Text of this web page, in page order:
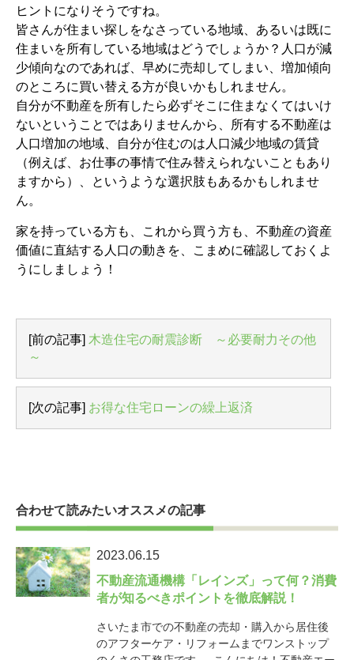
ヒントになりそうですね。
皆さんが住まい探しをなさっている地域、あるいは既に
住まいを所有している地域はどうでしょうか？人口が減
少傾向なのであれば、早めに売却してしまい、増加傾向
のところに買い替える方が良いかもしれません。
自分が不動産を所有したら必ずそこに住まなくてはいけ
ないということではありませんから、所有する不動産は
人口増加の地域、自分が住むのは人口減少地域の賃貸
（例えば、お仕事の事情で住み替えられないこともあり
ますから）、というような選択肢もあるかもしれませ
ん。
家を持っている方も、これから買う方も、不動産の資産
価値に直結する人口の動きを、こまめに確認しておくよ
うにしましょう！
[前の記事] 木造住宅の耐震診断 ～必要耐力その他
～
[次の記事] お得な住宅ローンの繰上返済
合わせて読みたいオススメの記事
2023.06.15
不動産流通機構「レインズ」って何？消費
者が知るべきポイントを徹底解説！
さいたま市での不動産の売却・購入から居住後
のアフターケア・リフォームまでワンストップ